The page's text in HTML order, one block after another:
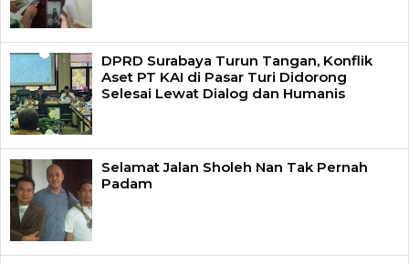
DPRD Surabaya Turun Tangan, Konflik
Aset PT KAI di Pasar Turi Didorong
Selesai Lewat Dialog dan Humanis
Selamat Jalan Sholeh Nan Tak Pernah
Padam